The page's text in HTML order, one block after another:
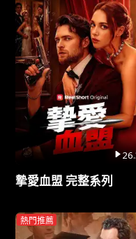
摯愛血盟 完整系列
熱門推薦